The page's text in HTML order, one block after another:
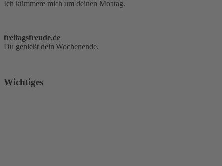
Ich kümmere mich um deinen Montag.
freitagsfreude.de
Du genießt dein Wochenende.
Wichtiges